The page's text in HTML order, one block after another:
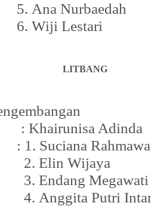
Ana Nurbaedah
Wiji Lestari
LITBANG
Khairunisa Adinda
1. Suciana
Elin Wijaya
Endang Megawati
Anggita Putri